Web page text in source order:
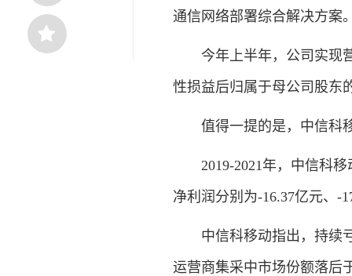
通信网络部署综合解决方案
今年上半年，公司实现营
性损益后归属于母公司股东
值得一提的是，中信科移
2019-2021年，中信科移
净利润分别为-16.37亿元、-
中信科移动指出，持续亏
运营商集采中市场份额落后